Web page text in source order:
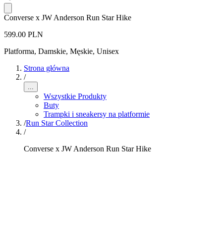
Converse x JW Anderson Run Star Hike
599.00 PLN
Platforma, Damskie, Męskie, Unisex
Strona główna
/
...
Wszystkie Produkty
Buty
Trampki i sneakersy na platformie
/Run Star Collection
/
Converse x JW Anderson Run Star Hike